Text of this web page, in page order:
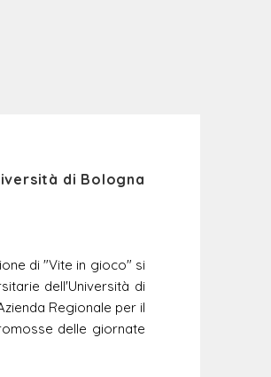
di Bologna
di "Vite in gioco" si
dell'Università di
Regionale per il
delle giornate